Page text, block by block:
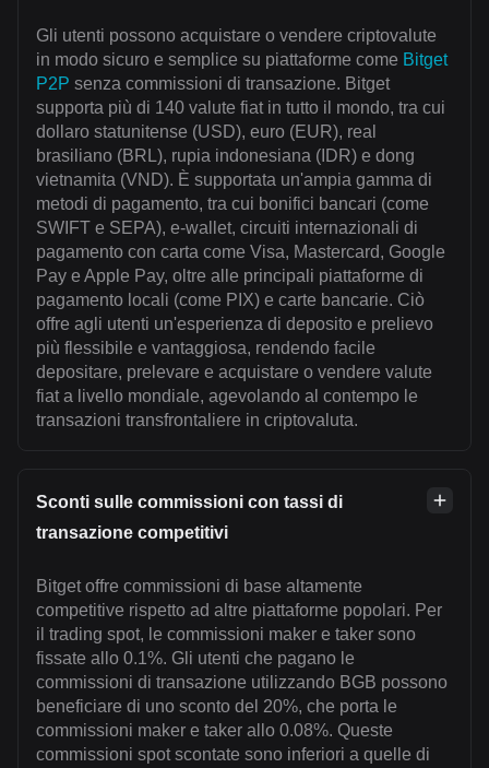
Gli utenti possono acquistare o vendere criptovalute
in modo sicuro e semplice su piattaforme come Bitget
P2P senza commissioni di transazione. Bitget
supporta più di 140 valute fiat in tutto il mondo, tra cui
dollaro statunitense (USD), euro (EUR), real
brasiliano (BRL), rupia indonesiana (IDR) e dong
vietnamita (VND). È supportata un'ampia gamma di
metodi di pagamento, tra cui bonifici bancari (come
SWIFT e SEPA), e-wallet, circuiti internazionali di
pagamento con carta come Visa, Mastercard, Google
Pay e Apple Pay, oltre alle principali piattaforme di
pagamento locali (come PIX) e carte bancarie. Ciò
offre agli utenti un'esperienza di deposito e prelievo
più flessibile e vantaggiosa, rendendo facile
depositare, prelevare e acquistare o vendere valute
fiat a livello mondiale, agevolando al contempo le
transazioni transfrontaliere in criptovaluta.
Sconti sulle commissioni con tassi di
transazione competitivi
Bitget offre commissioni di base altamente
competitive rispetto ad altre piattaforme popolari. Per
il trading spot, le commissioni maker e taker sono
fissate allo 0.1%. Gli utenti che pagano le
commissioni di transazione utilizzando BGB possono
beneficiare di uno sconto del 20%, che porta le
commissioni maker e taker allo 0.08%. Queste
commissioni spot scontate sono inferiori a quelle di